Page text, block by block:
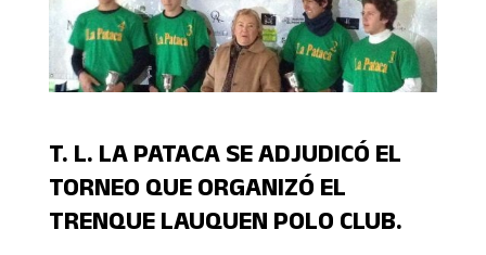
T. L. LA PATACA SE ADJUDICÓ EL
TORNEO QUE ORGANIZÓ EL
TRENQUE LAUQUEN POLO CLUB.